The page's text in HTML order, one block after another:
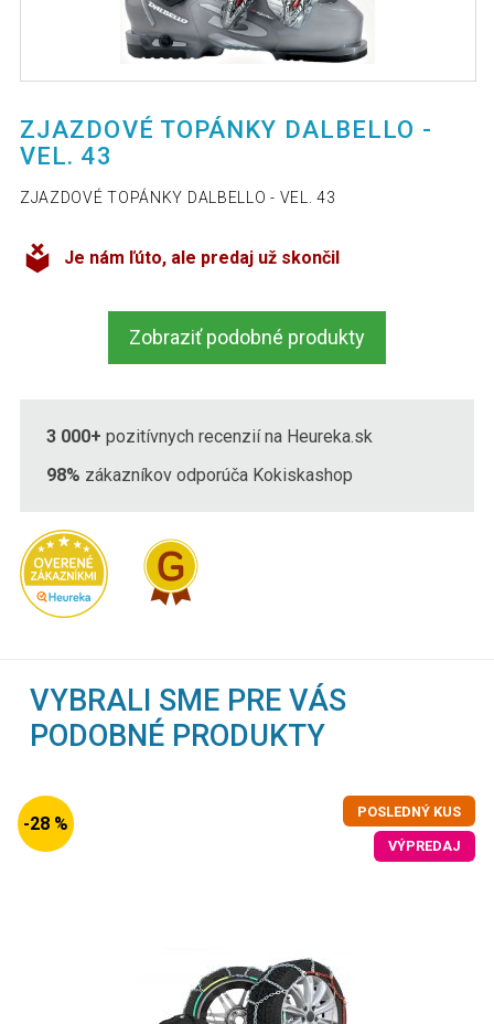
ZJAZDOVÉ TOPÁNKY DALBELLO -
VEL. 43
ZJAZDOVÉ TOPÁNKY DALBELLO - VEL. 43
Je nám ľúto, ale predaj už skončil
Zobraziť podobné produkty
3 000+ pozitívnych recenzií na Heureka.sk
98% zákazníkov odporúča Kokiskashop
VYBRALI SME PRE VÁS
PODOBNÉ PRODUKTY
-28 %
POSLEDNÝ KUS
VÝPREDAJ